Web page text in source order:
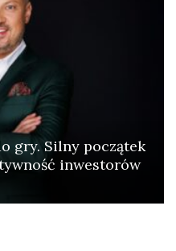
gry. Silny początek
inwestorów